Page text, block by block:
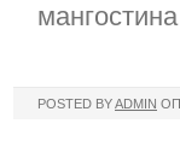
POSTED BYADMIN